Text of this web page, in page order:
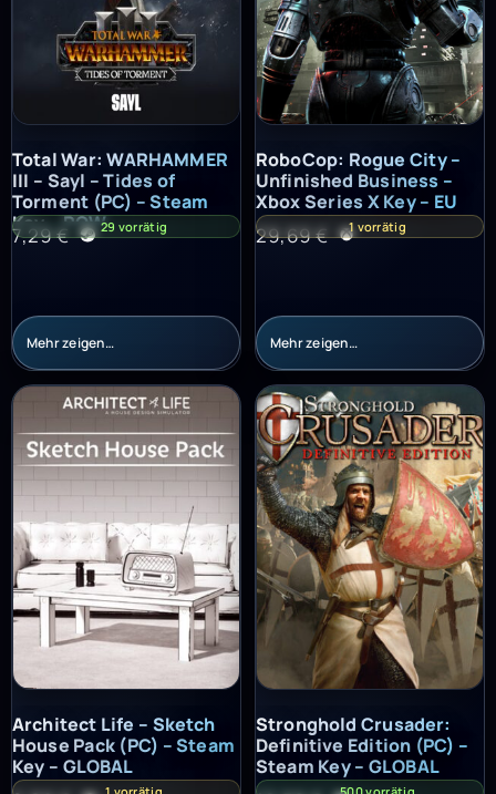
Total War: WARHAMMER III – Sayl – Tides of Torment (PC) –
Total War: WARHAMMER
III – Sayl – Tides of
Torment (PC) – Steam
Key – ROW
7,29€ 29 vorrätig
Mehr zeigen…
RoboCop: Rogue City –
RoboCop: Rogue City –
Unfinished Business –
Xbox Series X Key – EU
29,69€ 1 vorrätig
Mehr zeigen…
Architect Life – Sketch House Pack (PC) – Steam Key – GLOBAL
Architect Life – Sketch
House Pack (PC) – Steam
Key – GLOBAL
Stronghold Crusader: Definitive
Stronghold Crusader:
Definitive Edition (PC) –
Steam Key – GLOBAL